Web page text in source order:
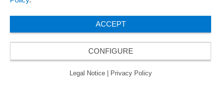
ACCEPT
CONFIGURE
Legal Notice Privacy Policy